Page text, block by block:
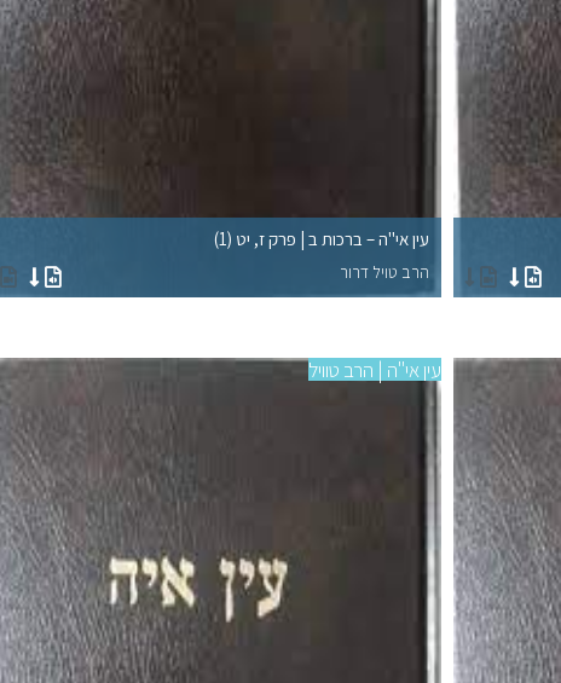
עין אי"ה – ברכות ב | פרק ז, יט (1)
הרב טויל דרור
עין אי"ה | הרב טוויל